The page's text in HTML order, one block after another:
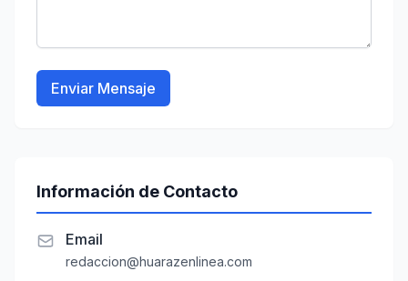
Enviar Mensaje
Información de Contacto
Email
redaccion@huarazenlinea.com